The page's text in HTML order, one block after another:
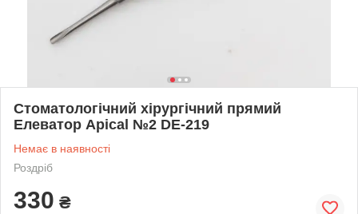
Стоматологічний хірургічний прямий
Елеватор Apical №2 DE-219
Немає в наявності
Роздріб
330 ₴